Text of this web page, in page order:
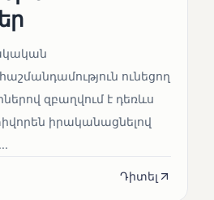
ունեցող
զբաղվում է դեռևս
իրականացնելով
Դիտել